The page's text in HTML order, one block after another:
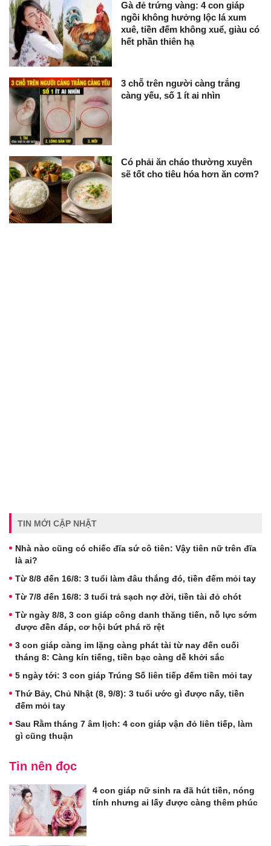
Gà đẻ trứng vàng: 4 con giáp
ngồi không hưởng lộc lá xum
xuê, tiền đếm không xuể, giàu có
hết phần thiên hạ
3 chỗ trên người càng trắng
càng yếu, số 1 ít ai nhìn
Có phải ăn cháo thường xuyên
sẽ tốt cho tiêu hóa hơn ăn cơm?
TIN MỚI CẬP NHẬT
Nhà nào cũng có chiếc đĩa sứ cô tiên: Vậy tiên nữ trên đĩa
là ai?
Từ 8/8 đến 16/8: 3 tuổi làm đâu thắng đó, tiền đếm mỏi tay
Từ 7/8 đến 16/8: 3 tuổi trả sạch nợ đời, tiền tài đỏ chót
Từ ngày 8/8, 3 con giáp công danh thăng tiến, nỗ lực sớm
được đền đáp, cơ hội bứt phá rõ rệt
3 con giáp càng im lặng càng phát tài từ nay đến cuối
tháng 8: Càng kín tiếng, tiền bạc càng dễ khởi sắc
5 ngày tới: 3 con giáp Trúng Số liên tiếp đếm tiền mỏi tay
Thứ Bảy, Chủ Nhật (8, 9/8): 3 tuổi ước gì được nấy, tiền
đếm mỏi tay
Sau Rằm tháng 7 âm lịch: 4 con giáp vận đỏ liên tiếp, làm
gì cũng thuận
Tin nên đọc
4 con giáp nữ sinh ra đã hút tiền, nóng
tính nhưng ai lấy được càng thêm phúc